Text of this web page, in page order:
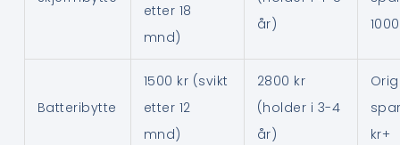
etter 18
mnd)
år)
Batteribytte
1500 kr (svikt
etter 12
mnd)
2800 kr
(holder i 3-4
år)
kr+